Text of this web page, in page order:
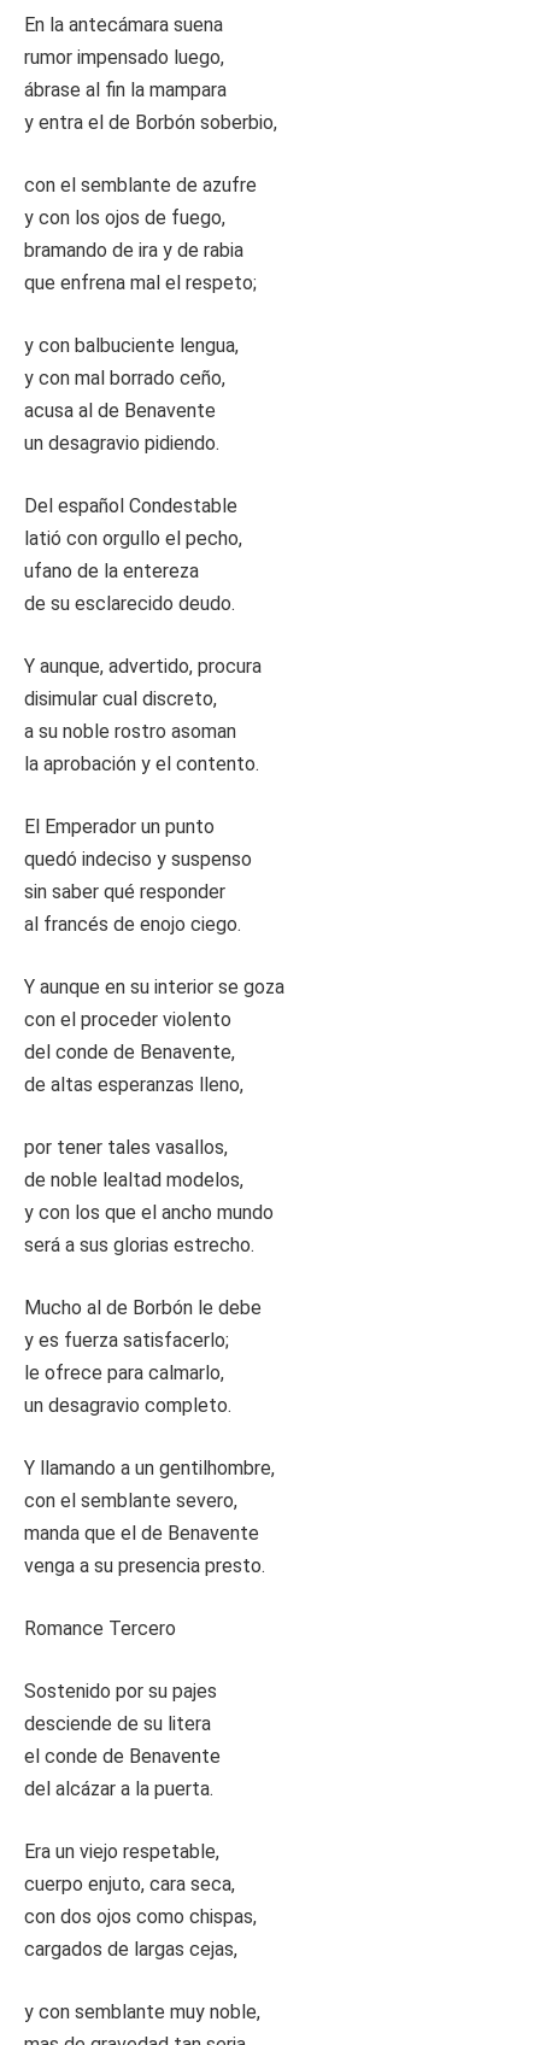
En la antecámara suena
rumor impensado luego,
ábrase al fin la mampara
y entra el de Borbón soberbio,
con el semblante de azufre
y con los ojos de fuego,
bramando de ira y de rabia
que enfrena mal el respeto;
y con balbuciente lengua,
y con mal borrado ceño,
acusa al de Benavente
un desagravio pidiendo.
Del español Condestable
latió con orgullo el pecho,
ufano de la entereza
de su esclarecido deudo.
Y aunque, advertido, procura
disimular cual discreto,
a su noble rostro asoman
la aprobación y el contento.
El Emperador un punto
quedó indeciso y suspenso
sin saber qué responder
al francés de enojo ciego.
Y aunque en su interior se goza
con el proceder violento
del conde de Benavente,
de altas esperanzas lleno,
por tener tales vasallos,
de noble lealtad modelos,
y con los que el ancho mundo
será a sus glorias estrecho.
Mucho al de Borbón le debe
y es fuerza satisfacerlo;
le ofrece para calmarlo,
un desagravio completo.
Y llamando a un gentilhombre,
con el semblante severo,
manda que el de Benavente
venga a su presencia presto.
Romance Tercero
Sostenido por su pajes
desciende de su litera
el conde de Benavente
del alcázar a la puerta.
Era un viejo respetable,
cuerpo enjuto, cara seca,
con dos ojos como chispas,
cargados de largas cejas,
y con semblante muy noble,